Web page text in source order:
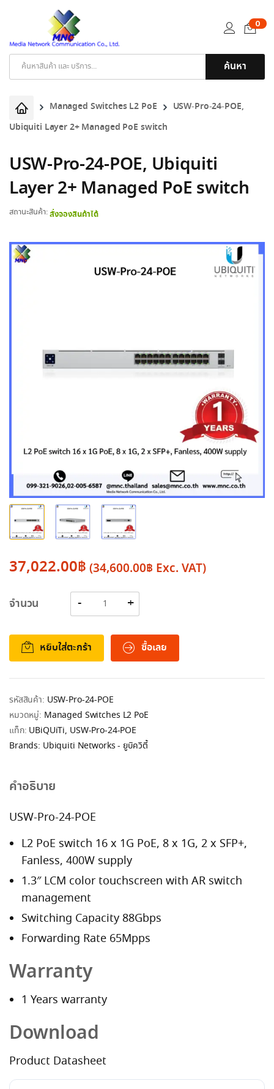
ค้นหา
0
Managed Switches L2 PoE
USW-Pro-24-POE,
Ubiquiti Layer 2+ Managed PoE switch
USW-Pro-24-POE, Ubiquiti
Layer 2+ Managed PoE switch
สถานะสินค้า:สั่งจองสินค้าได้
37,022.00฿ (34,600.00฿ Exc. VAT)
จำนวน
หยิบใส่ตะกร้า ซื้อเลย
รหัสสินค้า: USW-Pro-24-POE
หมวดหมู่: Managed Switches L2 PoE
แท็ก: UBiQUiTi, USW-Pro-24-POE
Brands: Ubiquiti Networks - ยูบิควิตี้
คำอธิบาย
USW-Pro-24-POE
L2 PoE switch 16 x 1G PoE, 8 x 1G, 2 x SFP+,
Fanless, 400W supply
1.3″ LCM color touchscreen with AR switch
management
Switching Capacity 88Gbps
Forwarding Rate 65Mpps
Warranty
1 Years warranty
Download
Product Datasheet